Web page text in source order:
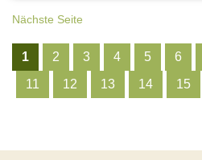
Nächste Seite
1 2 3 4 5 6
11
12 13 14 15